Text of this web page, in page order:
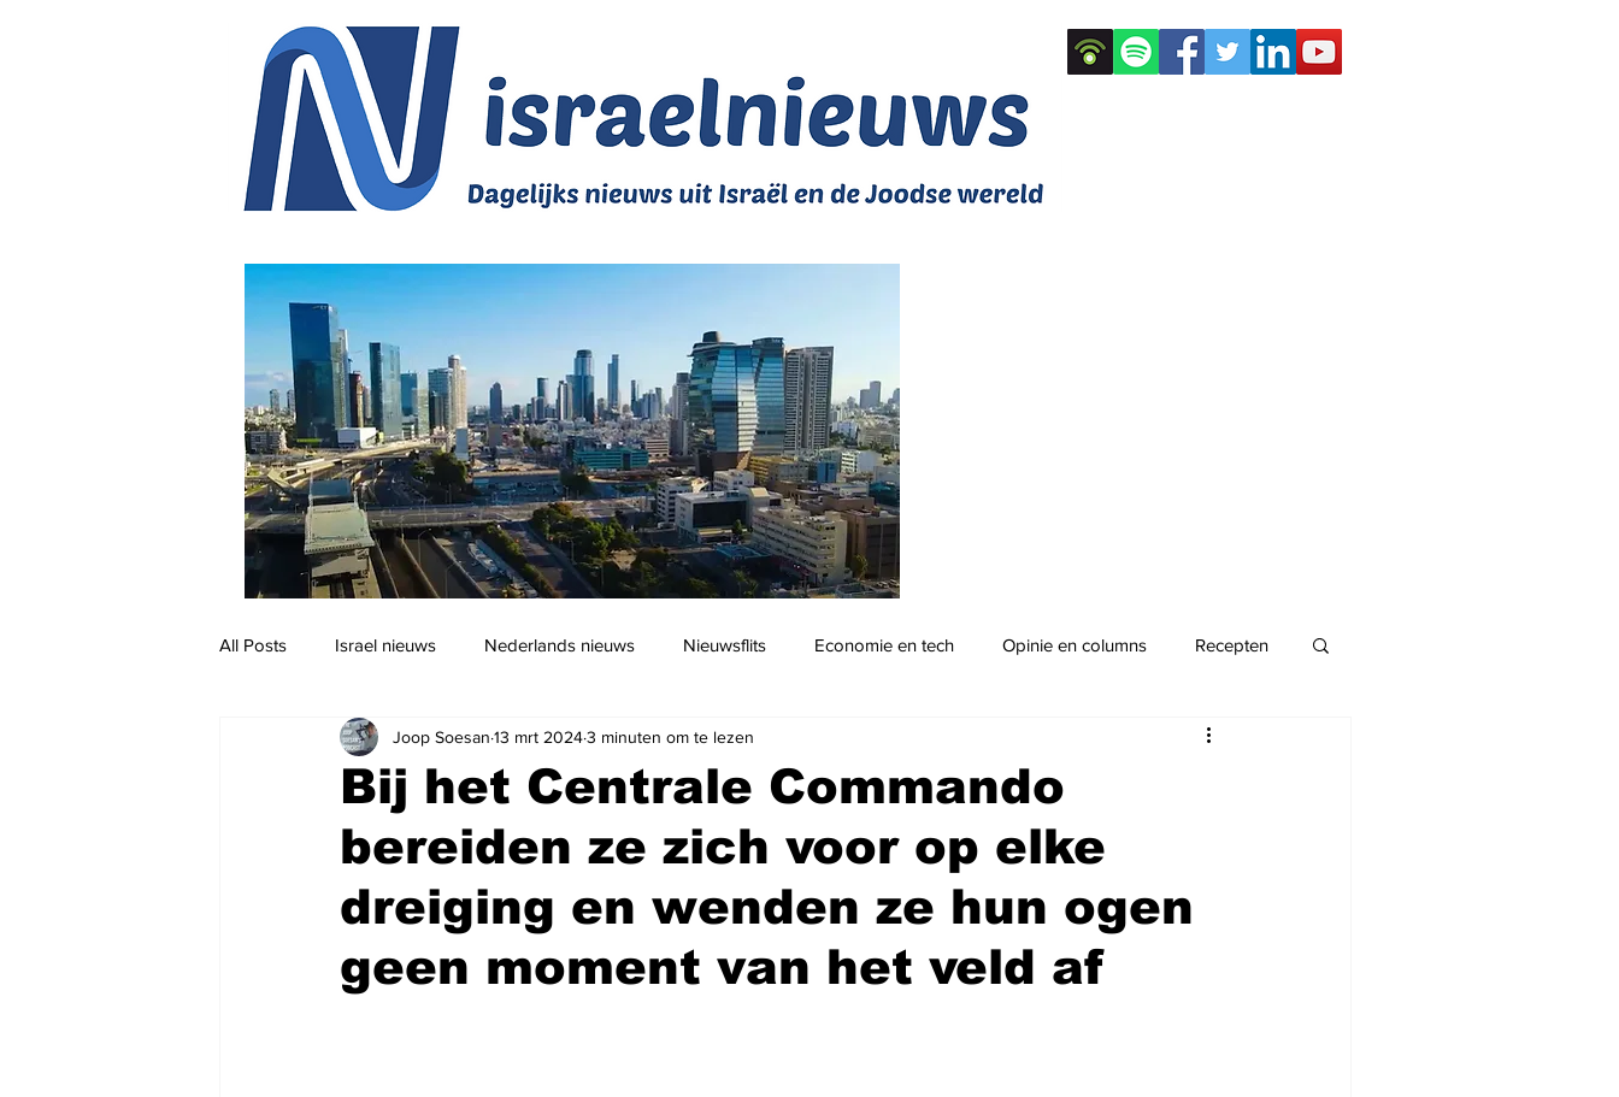
All Posts Israel nieuws Nederlands nieuws Nieuwsflits Economie en tech Opinie en columns Recepten
Jodendom en cultuur Podcast
Bij het Centrale Commando
bereiden ze zich voor op elke
dreiging en wenden ze hun ogen
geen moment van het veld af
Joop Soesan 13 mrt 20243 minuten om te lezen